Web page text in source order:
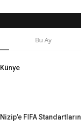
Bu Ay
Künye
Nizip’e FIFA